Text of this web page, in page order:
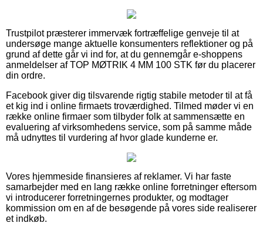
Trustpilot præsterer immervæk fortræffelige genveje til at
undersøge mange aktuelle konsumenters reflektioner og på
grund af dette går vi ind for, at du gennemgår e-shoppens
anmeldelser af TOP MØTRIK 4 MM 100 STK før du placerer
din ordre.
Facebook giver dig tilsvarende rigtig stabile metoder til at få
et kig ind i online firmaets troværdighed. Tilmed møder vi en
række online firmaer som tilbyder folk at sammensætte en
evaluering af virksomhedens service, som på samme måde
må udnyttes til vurdering af hvor glade kunderne er.
Vores hjemmeside finansieres af reklamer. Vi har faste
samarbejder med en lang række online forretninger eftersom
vi introducerer forretningernes produkter, og modtager
kommission om en af de besøgende på vores side realiserer
et indkøb.